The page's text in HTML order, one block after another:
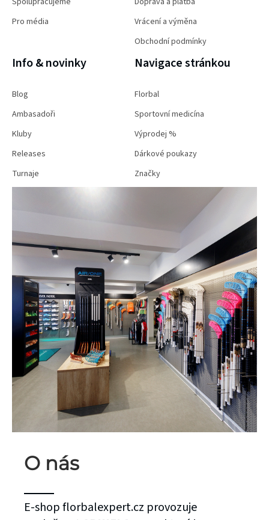
Pro média
Vrácení a výměna
Obchodní podmínky
Info & novinky
Blog
Ambasadoři
Kluby
Releases
Turnaje
Navigace stránkou
Florbal
Sportovní medicína
Výprodej %
Dárkové poukazy
Značky
O nás
E-shop florbalexpert.cz provozuje